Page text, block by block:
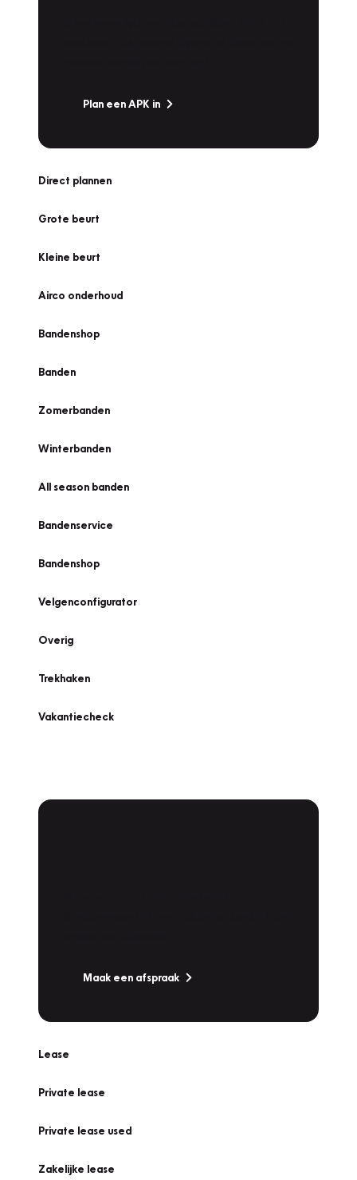
Plan een APK in
Direct plannen
Grote beurt
Kleine beurt
Airco onderhoud
Bandenshop
Banden
Zomerbanden
Winterbanden
All season banden
Bandenservice
Bandenshop
Velgenconfigurator
Overig
Trekhaken
Vakantiecheck
Maak een afspraak
Lease
Private lease
Private lease used
Zakelijke lease